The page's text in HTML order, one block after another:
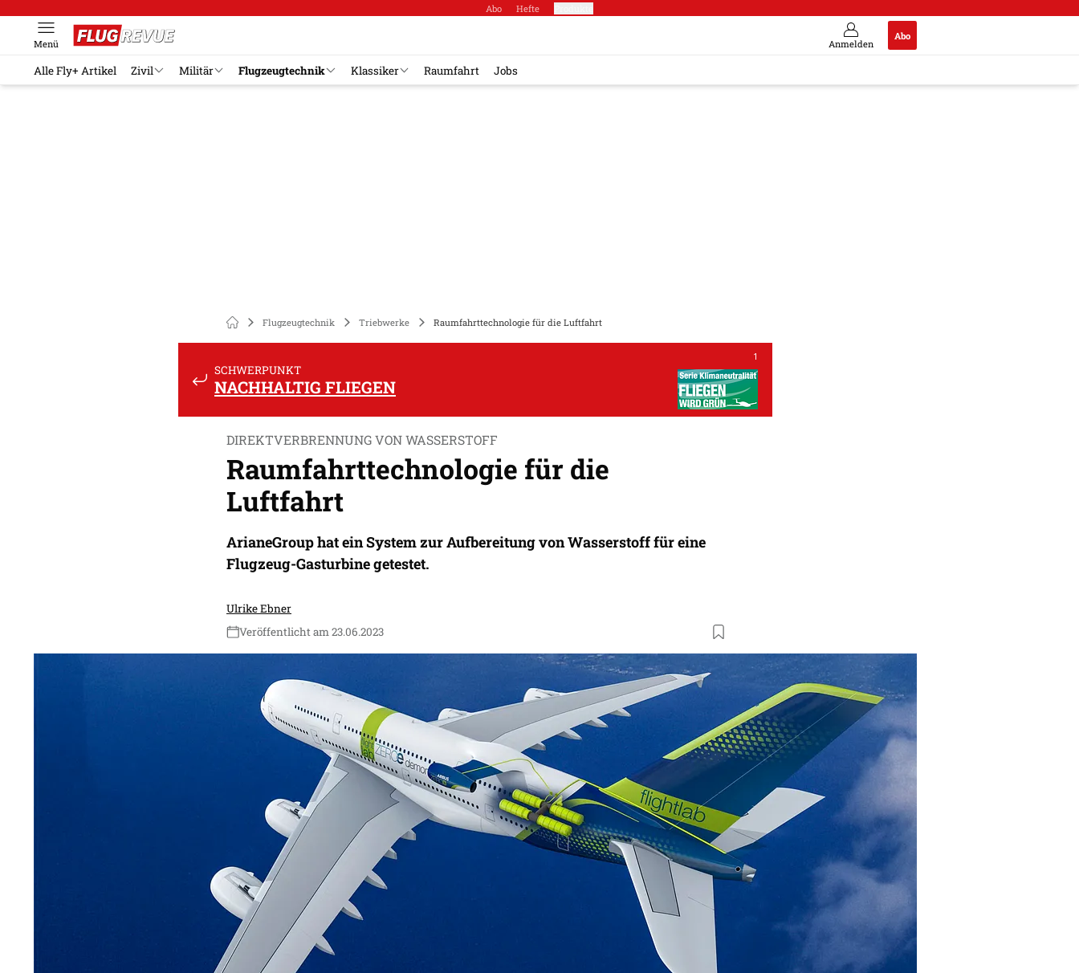
Abo Hefte
Anmelden
Abo
Menü
Alle Fly+ Artikel Zivil Militär Flugzeugtechnik Klassiker Raumfahrt Jobs
Flugzeugtechnik Triebwerke Raumfahrttechnologie für die Luftfahrt
SCHWERPUNKT
NACHHALTIG FLIEGEN
1
DIREKTVERBRENNUNG VON WASSERSTOFF
Raumfahrttechnologie für die
Luftfahrt
ArianeGroup hat ein System zur Aufbereitung von Wasserstoff für eine
Flugzeug-Gasturbine getestet.
Ulrike Ebner
Veröffentlicht am 23.06.2023